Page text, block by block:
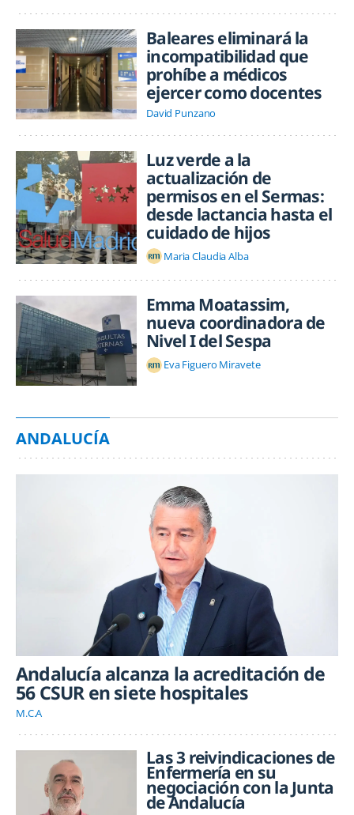
Baleares eliminará la
incompatibilidad que
prohíbe a médicos
ejercer como docentes
David Punzano
Luz verde a la
actualización de
permisos en el Sermas:
desde lactancia hasta el
cuidado de hijos
Maria Claudia Alba
Emma Moatassim,
nueva coordinadora de
Nivel I del Sespa
Eva Figuero Miravete
ANDALUCÍA
Andalucía alcanza la acreditación de
56 CSUR en siete hospitales
M.C.A
Las 3 reivindicaciones de
Enfermería en su
negociación con la Junta
de Andalucía